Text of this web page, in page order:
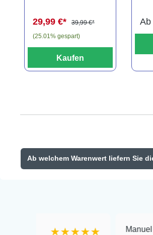
29,99 €*
39,99 €*
(25.01% gespart)
Kaufen
Ab
Ab welchem Warenwert liefern Sie
★★★★★ Manuel Dollinger